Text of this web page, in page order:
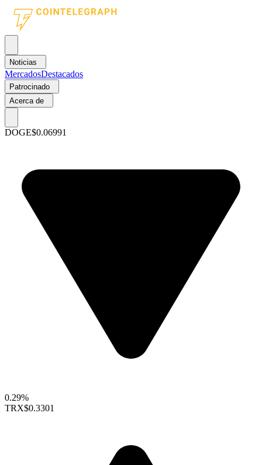
Noticias
MercadosDestacados
Patrocinado
Acerca de
DOGE$0.06991
0.29%
TRX$0.3301